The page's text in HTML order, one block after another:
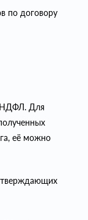
по договору
НДФЛ. Для
её можно